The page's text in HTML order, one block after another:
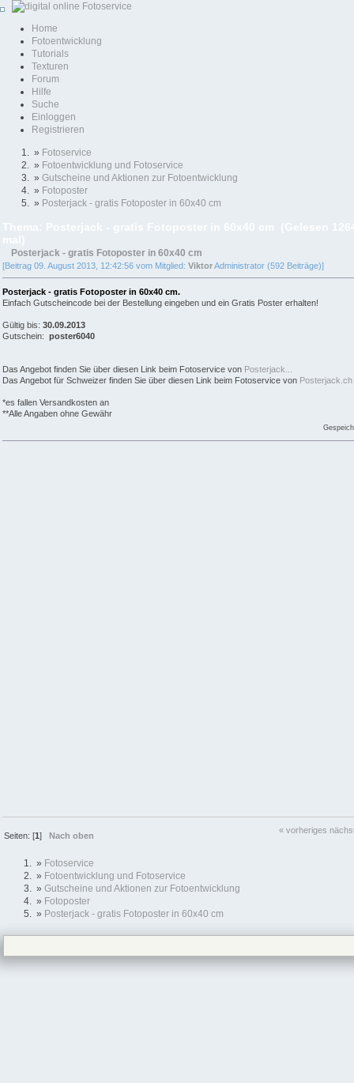
Home
Fotoentwicklung
Tutorials
Texturen
Forum
Hilfe
Suche
Einloggen
Registrieren
» Fotoservice
» Fotoentwicklung und Fotoservice
» Gutscheine und Aktionen zur Fotoentwicklung
» Fotoposter
» Posterjack - gratis Fotoposter in 60x40 cm
Posterjack - gratis Fotoposter in 60x40 cm
[Beitrag 09. August 2013, 12:42:56 vom Mitglied: ViktorAdministrator (592 Beiträge)]
Posterjack - gratis Fotoposter in 60x40 cm.
Einfach Gutscheincode bei der Bestellung eingeben und ein Gratis Poster erhalten!
Gültig bis: 30.09.2013
Gutschein: poster6040
Das Angebot finden Sie über diesen Link beim Fotoservice von Posterjack...
Das Angebot für Schweizer finden Sie über diesen Link beim Fotoservice von Posterjack.ch
*es fallen Versandkosten an
**Alle Angaben ohne Gewähr
Seiten: [1]Nach oben
« vorheriges
» Fotoservice
» Fotoentwicklung und Fotoservice
» Gutscheine und Aktionen zur Fotoentwicklung
» Fotoposter
» Posterjack - gratis Fotoposter in 60x40 cm